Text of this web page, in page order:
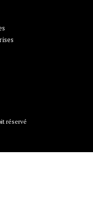
réservé